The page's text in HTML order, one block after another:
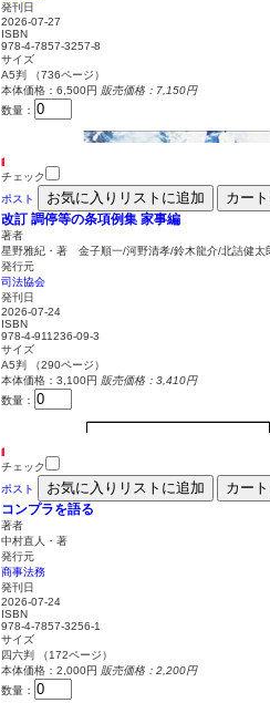
発刊日
2026-07-27
ISBN
978-4-7857-3257-8
サイズ
A5判 （736ページ）
本体価格：6,500円 販売価格：7,150円
数量：
チェック
ポスト
お気に入りリストに追加 カー
改訂 調停等の条項例集 家事編
著者
星野雅紀・著 金子順一/河野清孝/鈴木龍介/北詰健太
発行元
司法協会
発刊日
2026-07-24
ISBN
978-4-911236-09-3
サイズ
A5判 （290ページ）
本体価格：3,100円 販売価格：3,410円
数量：
チェック
ポスト
お気に入りリストに追加 カー
コンプラを語る
著者
中村直人・著
発行元
商事法務
発刊日
2026-07-24
ISBN
978-4-7857-3256-1
サイズ
四六判 （172ページ）
本体価格：2,000円 販売価格：2,200円
数量：